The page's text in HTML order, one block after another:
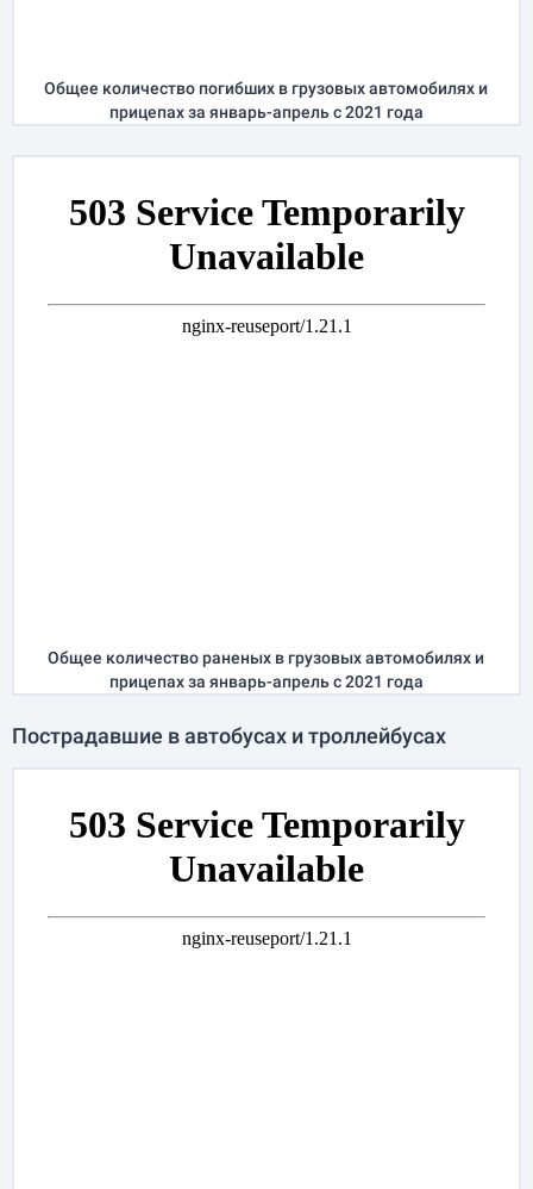
Общее количество погибших в грузовых автомобилях и
прицепах за январь-апрельс 2021 года
Общее количество раненых в грузовых автомобилях и
прицепах за январь-апрельс 2021 года
Пострадавшие в автобусах и троллейбусах